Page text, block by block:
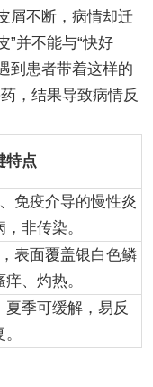
屑不断，病情却迁
”并不能与“快好
到患者带着这样的
，结果导致病情反
特点
免疫介导的慢性炎
非传染。
表面覆盖银白色鳞
、灼热。
季可缓解，易反